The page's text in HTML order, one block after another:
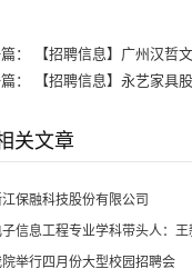
：
【招聘信息】广州汉哲
：
【招聘信息】永艺家具
关文章
保融科技股份有限公司
子信息工程专业学科带头人：王
举行四月份大型校园招聘会